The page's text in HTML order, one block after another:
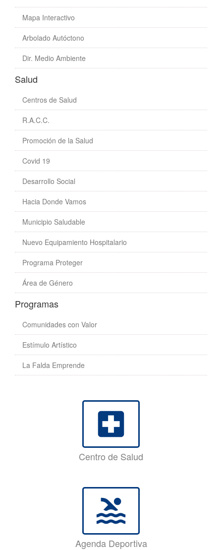
Mapa Interactivo
Arbolado Autóctono
Dir. Medio Ambiente
Salud
Centros de Salud
R.A.C.C.
Promoción de la Salud
Covid 19
Desarrollo Social
Hacia Donde Vamos
Municipio Saludable
Nuevo Equipamiento Hospitalario
Programa Proteger
Área de Género
Programas
Comunidades con Valor
Estímulo Artístico
La Falda Emprende
local_hospital
Centro de Salud
pool
Agenda Deportiva